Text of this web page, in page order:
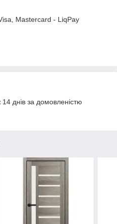
Mastercard - LiqPay
днів за домовленістю